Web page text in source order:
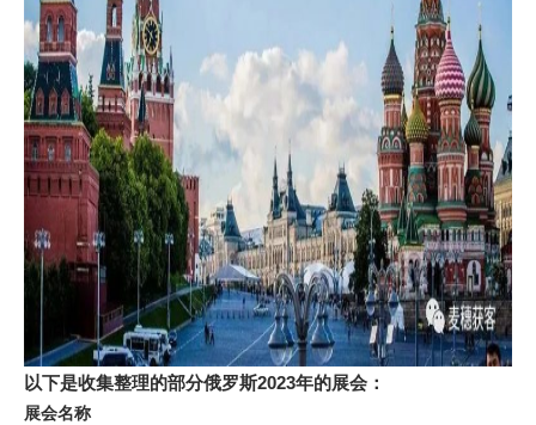
以下是收集整理的部分俄罗斯2023年的展会：
展会名称